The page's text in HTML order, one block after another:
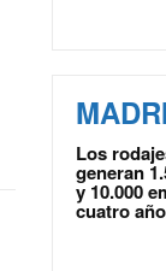
Los
generan
y 10.000
cuatro